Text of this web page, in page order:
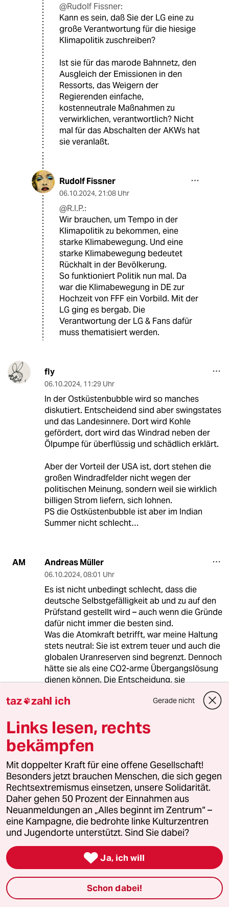
@Rudolf Fissner:
Kann es sein, daß Sie der LG eine zu
große Verantwortung für die hiesige
Klimapolitik zuschreiben?
Ist sie für das marode Bahnnetz, den
Ausgleich der Emissionen in den
Ressorts, das Weigern der
Regierenden einfache,
kostenneutrale Maßnahmen zu
verwirklichen, verantwortlich? Nicht
mal für das Abschalten der AKWs hat
sie veranlaßt.
Rudolf Fissner
06.10.2024, 21:08 Uhr
@R.I.P.:
Wir brauchen, um Tempo in der
Klimapolitik zu bekommen, eine
starke Klimabewegung. Und eine
starke Klimabewegung bedeutet
Rückhalt in der Bevölkerung.
So funktioniert Politik nun mal. Da
war die Klimabewegung in DE zur
Hochzeit von FFF ein Vorbild. Mit der
LG ging es bergab. Die
Verantwortung der LG & Fans dafür
muss thematisiert werden.
fly
06.10.2024, 11:29 Uhr
In der Ostküstenbubble wird so manches
diskutiert. Entscheidend sind aber swingstates
und das Landesinnere. Dort wird Kohle
gefördert, dort wird das Windrad neben der
Ölpumpe für überflüssig und schädlich erklärt.
Aber der Vorteil der USA ist, dort stehen die
großen Windradfelder nicht wegen der
politischen Meinung, sondern weil sie wirklich
billigen Strom liefern, sich lohnen.
PS die Ostküstenbubble ist aber im Indian
Summer nicht schlecht…
AM Andreas Müller
06.10.2024, 08:01 Uhr
Es ist nicht unbedingt schlecht, dass die
deutsche Selbstgefälligkeit ab und zu auf den
Prüfstand gestellt wird – auch wenn die Gründe
dafür nicht immer die besten sind.
Was die Atomkraft betrifft, war meine Haltung
stets neutral: Sie ist extrem teuer und auch die
globalen Uranreserven sind begrenzt. Dennoch
hätte sie als eine CO2-arme Übergangslösung
dienen können. Die Entscheidung, sie
schwerwiegender Fehler.
Desaster. Eine "Hall of Shame" für alle
Bahnmanager und Verkehrsminister, die für das
Sparen am falschen Ende verantwortlich sind,
wäre angebracht. Den noch lebenden
Verantwortlichen sollten ihre Pensionen
gekürzt werden.
Deutschland bezieht 19 % seines
Primärenergieverbrauchs aus erneuerbaren
Energien, die USA hingegen 13 %. Ein
Amerikaner verursacht durchschnittlich 15
Tonnen CO2-Emissionen pro Jahr, während ein
Deutscher bei 8 Tonnen liegt. Beide Länder
haben noch einen langen Weg vor sich, um
Klimaneutralität zu erreichen.
taz zahl ich Gerade nicht
Links lesen, rechts
bekämpfen
Mit doppelter Kraft für eine offene Gesellschaft!
Besonders jetzt brauchen Menschen, die sich gegen
Rechtsextremismus einsetzen, unsere Solidarität.
Daher gehen 50 Prozent der Einnahmen aus
Neuanmeldungen an „Alles beginnt im Zentrum“ –
eine Kampagne, die bedrohte linke Kulturzentren
und Jugendorte unterstützt. Sind Sie dabei?
 Ja, ich will
Schon dabei!